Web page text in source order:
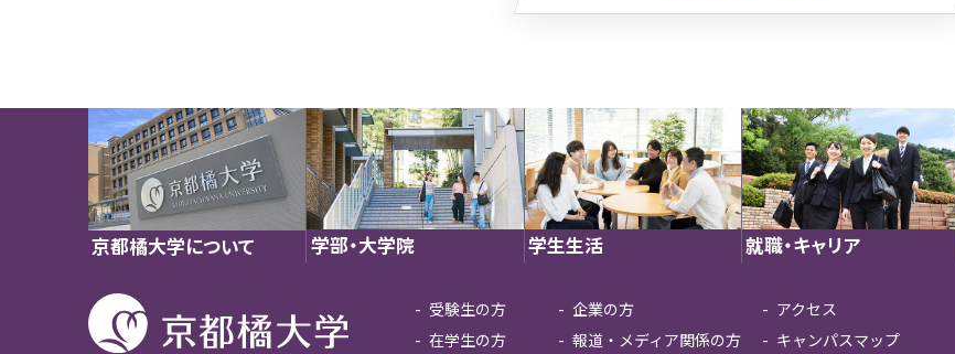
京都橘大学について 学部・大学院 学生生活 就職・キャリア
受験生の方
在学生の方
企業の方
報道・メディア関係の方
アクセス
キャンパスマップ